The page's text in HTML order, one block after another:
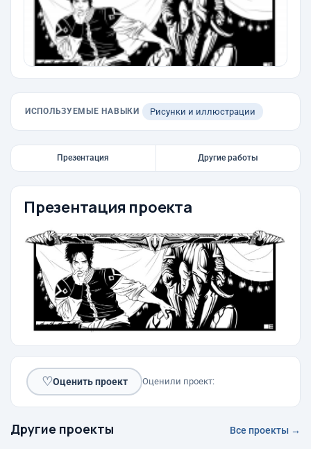
ИСПОЛЬЗУЕМЫЕ НАВЫКИ Рисунки и иллюстрации
Презентация Другие работы
Презентация проекта
♡Оценить проект Оценили проект:
Другие проекты Все проекты →